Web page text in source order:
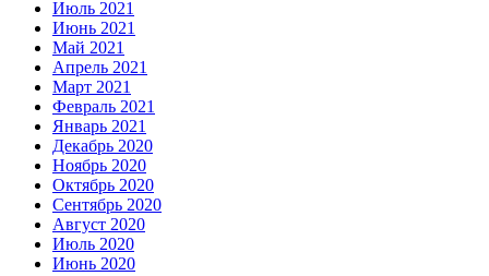
Июль 2021
Июнь 2021
Май 2021
Апрель 2021
Март 2021
Февраль 2021
Январь 2021
Декабрь 2020
Ноябрь 2020
Октябрь 2020
Сентябрь 2020
Август 2020
Июль 2020
Июнь 2020